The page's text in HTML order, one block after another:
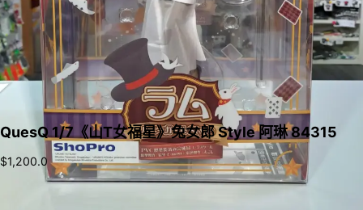
QuesQ 1/7《山T女福星》兔女郎 Style 阿琳 84315
$1,200.0